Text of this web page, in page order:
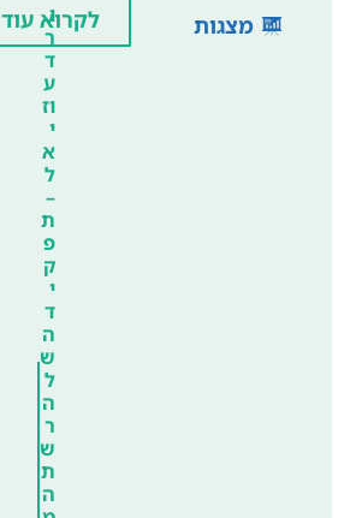
מצגות
ו
ר
ד
ע
וז
י
א
ל
–
ת
פ
ק
י
ד
ה
ש
ל
ה
ר
ש
ת
ה
לקרוא עוד